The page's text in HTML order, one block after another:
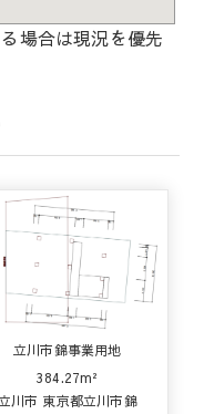
場合は現況を優先
立川市錦事業用地
384.27m²
立川市 東京都立川市錦